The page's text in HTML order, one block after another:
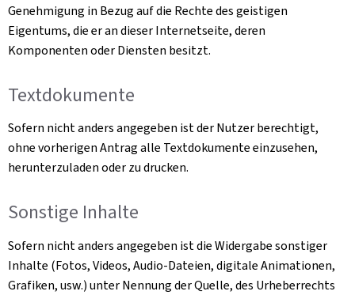
Genehmigung in Bezug auf die Rechte des geistigen
Eigentums, die er an dieser Internetseite, deren
Komponenten oder Diensten besitzt.
Textdokumente
Sofern nicht anders angegeben ist der Nutzer berechtigt,
ohne vorherigen Antrag alle Textdokumente einzusehen,
herunterzuladen oder zu drucken.
Sonstige Inhalte
Sofern nicht anders angegeben ist die Widergabe sonstiger
Inhalte (Fotos, Videos, Audio-Dateien, digitale Animationen,
Grafiken, usw.) unter Nennung der Quelle, des Urheberrechts